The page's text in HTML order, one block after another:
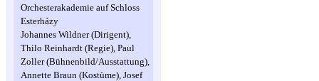
Orchesterakademie auf Schloss
Esterházy
Johannes Wildner (Dirigent),
Thilo Reinhardt (Regie), Paul
Zoller (Bühnenbild/Ausstattung),
Annette Braun (Kostüme), Josef